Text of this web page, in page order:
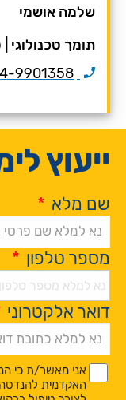
שלמה אושמי
תומך טכנולוגי
9901358
ייעוץ
שם מלא *
מספר טלפון *
דואר אלקטרוני
*
*
אני מאשר/ת כי
האקדמית
Alternative: